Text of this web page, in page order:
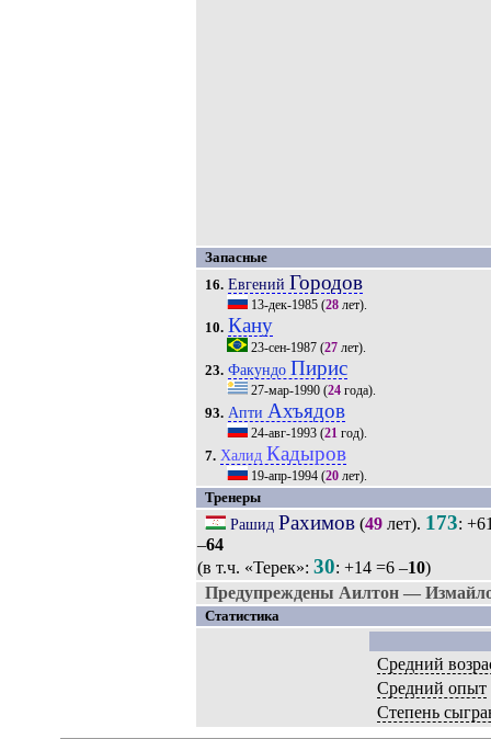
Запасные
16. Евгений Городов
13-дек-1985(28лет).
10. Кану
23-сен-1987(27лет).
23. Факундо Пирис
27-мар-1990(24года).
93. Апти Ахъядов
24-авг-1993(21год).
7. Халид Кадыров
19-апр-1994(20лет).
Тренеры
Рашид Рахимов(49лет). 173:
–64
(в т.ч. «Терек»: 30: +14 =6 –10)
Предупреждены Аилтон —
Статистика
Средний
Средний опыт
Степень